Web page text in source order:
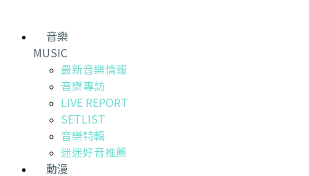
音樂
MUSIC
最新音樂情報
音樂專訪
LIVE REPORT
SETLIST
音樂特輯
迷迷好音推薦
動漫